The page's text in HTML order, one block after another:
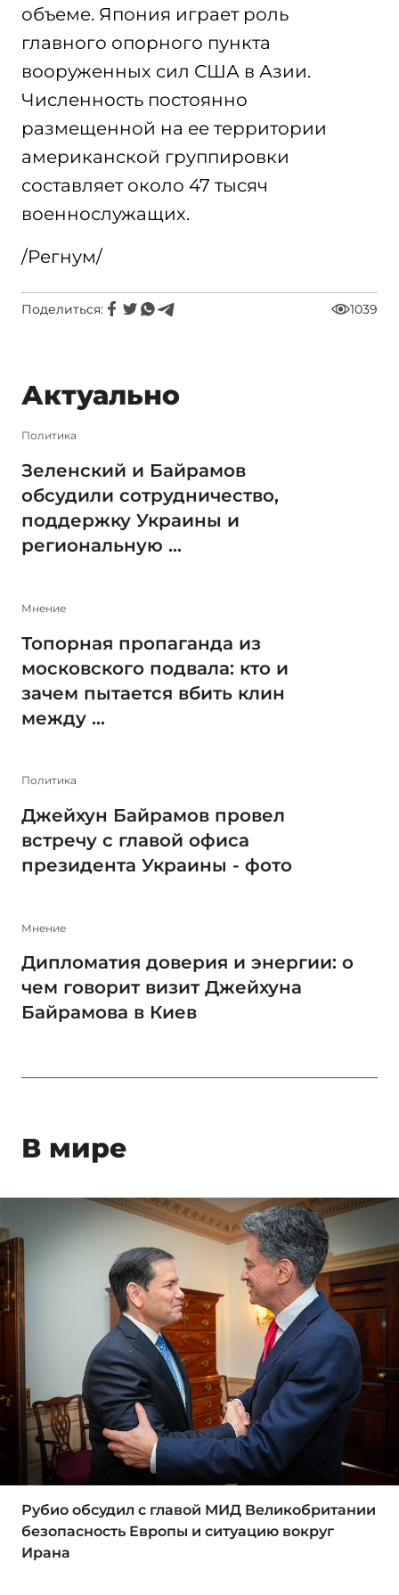
объеме. Япония играет роль
главного опорного пункта
вооруженных сил США в Азии.
Численность постоянно
размещенной на ее территории
американской группировки
составляет около 47 тысяч
военнослужащих.
/Регнум/
Поделиться: 1039
Актуально
Политика
Зеленский и Байрамов
обсудили сотрудничество,
поддержку Украины и
региональную ...
Мнение
Топорная пропаганда из
московского подвала: кто и
зачем пытается вбить клин
между ...
Политика
Джейхун Байрамов провел
встречу с главой офиса
президента Украины - фото
Мнение
Дипломатия доверия и энергии: о
чем говорит визит Джейхуна
Байрамова в Киев
В мире
Рубио обсудил с главой МИД Великобритании
безопасность Европы и ситуацию вокруг
Ирана